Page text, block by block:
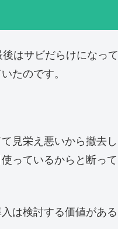
はサビだらけになって
たのです。
見栄え悪いから撤去し
っているからと断って
は検討する価値がある